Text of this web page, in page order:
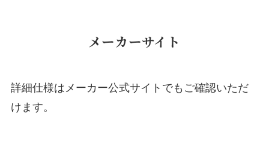
メーカーサイト
詳細仕様はメーカー公式サイトでもご確認いただ
けます。